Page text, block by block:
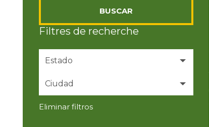
BUSCAR
Filtres de recherche
Estado
New York 8
Ciudad
Bay Shore
Eliminar filtros